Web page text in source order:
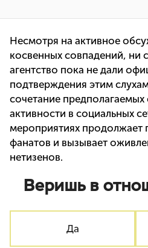
Несмотря на активное
косвенных совпадений, ни
агентство пока не дали
подтверждения этим
сочетание
активности в социальных
мероприятиях продолжает
фанатов и вызывает
нетизенов.
Веришь в
Да